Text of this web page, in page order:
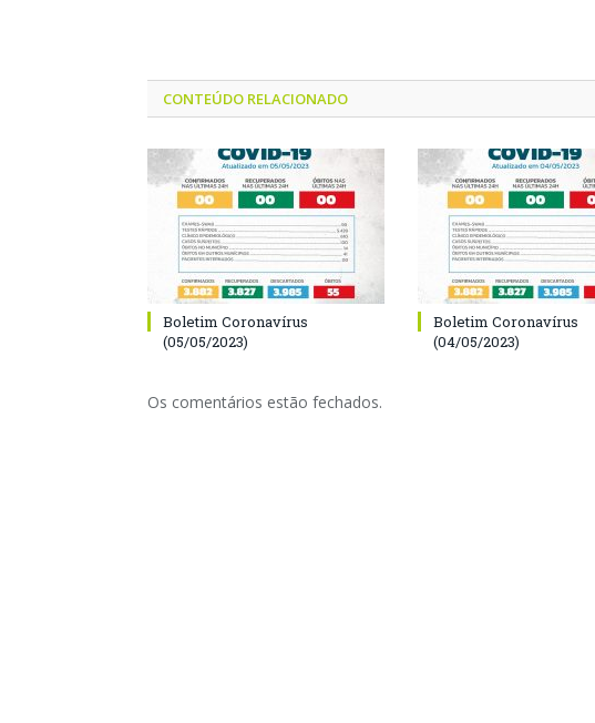
CONTEÚDO RELACIONADO
Boletim Coronavírus
(05/05/2023)
Boletim Coronavírus
(04/05/2023)
Os comentários estão fechados.